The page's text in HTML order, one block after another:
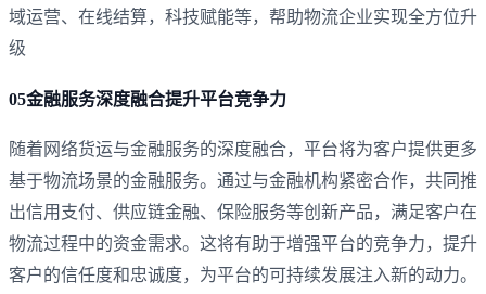
域运营、‌在线结算，‌科技赋能等，‌帮助物流企业实现全方位升
级
05金融服务深度融合提升平台竞争力
随着网络货运与金融服务的深度融合，平台将为客户提供更多
基于物流场景的金融服务。通过与金融机构紧密合作，共同推
出信用支付、供应链金融、保险服务等创新产品，满足客户在
物流过程中的资金需求。这将有助于增强平台的竞争力，提升
客户的信任度和忠诚度，为平台的可持续发展注入新的动力。